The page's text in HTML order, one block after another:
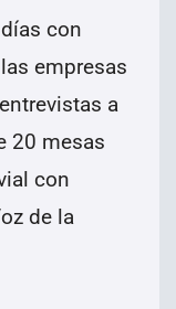
con
empresas
a
20 mesas
con
de la